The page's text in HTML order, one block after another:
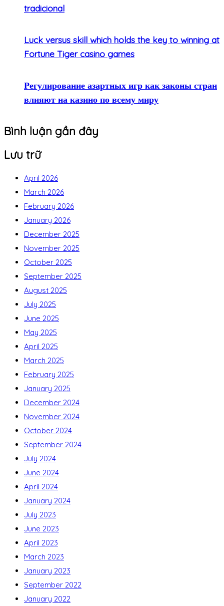
tradicional
Luck versus skill which holds the key to winning at
Fortune Tiger casino games
Регулирование азартных игр как законы стран
влияют на казино по всему миру
Bình luận gần đây
Lưu trữ
April 2026
March 2026
February 2026
January 2026
December 2025
November 2025
October 2025
September 2025
August 2025
July 2025
June 2025
May 2025
April 2025
March 2025
February 2025
January 2025
December 2024
November 2024
October 2024
September 2024
July 2024
June 2024
April 2024
January 2024
July 2023
June 2023
April 2023
March 2023
January 2023
September 2022
January 2022